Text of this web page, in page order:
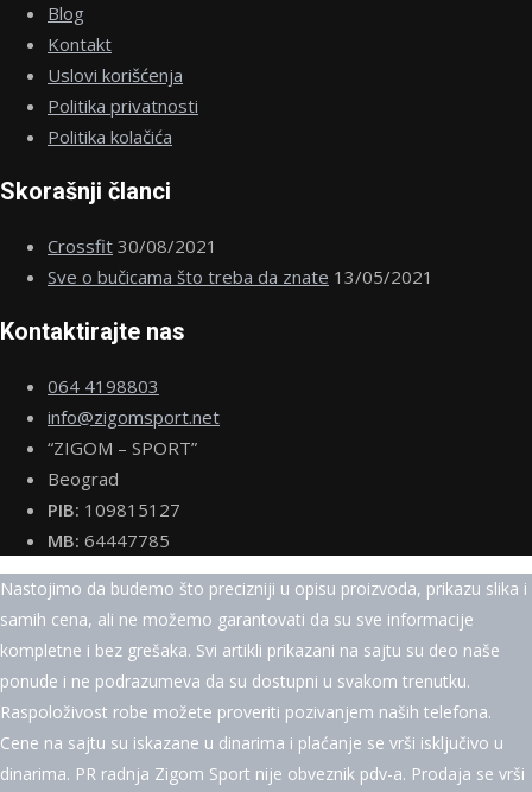
Blog
Kontakt
Uslovi korišćenja
Politika privatnosti
Politika kolačića
Skorašnji članci
Crossfit 30/08/2021
Sve o bučicama što treba da znate 13/05/2021
Kontaktirajte nas
064 4198803
info@zigomsport.net
“ZIGOM – SPORT”
Beograd
PIB: 109815127
MB: 64447785
Nastojimo da budemo što precizniji u opisu proizvoda, prikazu slika i
samih cena, ali ne možemo garantovati da su sve informacije
kompletne i bez grešaka. Svi artikli prikazani na sajtu su deo naše
ponude i ne podrazumeva da su dostupni u svakom trenutku.
Raspoloživost robe možete proveriti pozivanjem naših telefona.
Cene na sajtu su iskazane u dinarima i plaćanje se vrši isključivo u
dinarima. PR radnja Zigom Sport nije obveznik pdv-a. Prodaja se vrši